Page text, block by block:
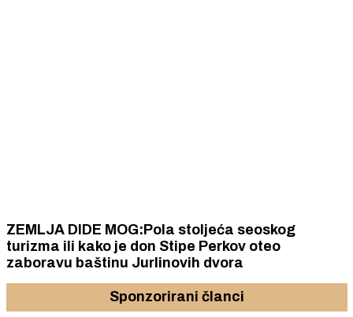
ZEMLJA DIDE MOG:Pola stoljeća seoskog
turizma ili kako je don Stipe Perkov oteo
zaboravu baštinu Jurlinovih dvora
Sponzorirani članci